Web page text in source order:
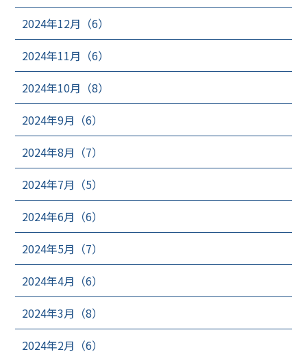
2024年12月（6）
2024年11月（6）
2024年10月（8）
2024年9月（6）
2024年8月（7）
2024年7月（5）
2024年6月（6）
2024年5月（7）
2024年4月（6）
2024年3月（8）
2024年2月（6）